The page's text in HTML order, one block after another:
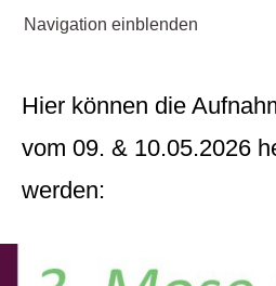
Navigation einblenden
Hier können die
vom 09. & 10.05.2026
werden: